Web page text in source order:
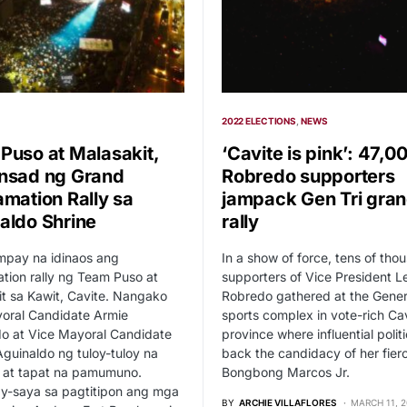
at Malasakit,
ng Grand
Rally sa
Shrine
na idinaos ang
rally ng Team Puso at
sa Kawit, Cavite. Nangako
Candidate Armie
at Vice Mayoral Candidate
ng tuloy-tuloy na
tapat na pamumuno.
saya sa pagtitipon ang mga
2022 ELECTIONS NEWS
‘Cavite is pink’:
Robredo supporters
jampack Gen Tri
rally
In a show of force, tens of
supporters of Vice President
Robredo gathered at the
sports complex in vote-rich
province where influential
back the candidacy of her
Bongbong Marcos Jr.
BY ARCHIE VILLAFLORES MARCH 11,